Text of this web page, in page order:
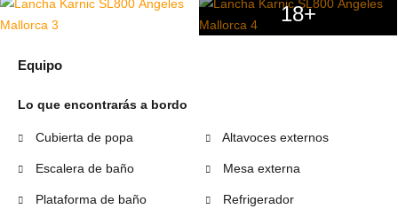
18+
Equipo
Lo que encontrarás a bordo
Cubierta de popa
Escalera de baño
Plataforma de baño
Altavoces externos
Mesa externa
Refrigerador